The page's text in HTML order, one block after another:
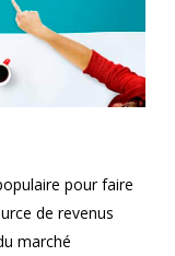
pour faire
de revenus
marché